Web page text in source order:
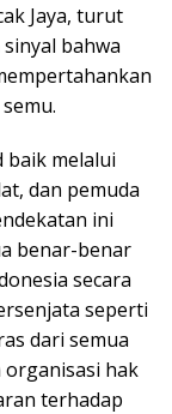
Jaya, turut
bahwa
baik melalui
dan pemuda
ini
benar-benar
secara
seperti
dari semua
organisasi hak
terhadap